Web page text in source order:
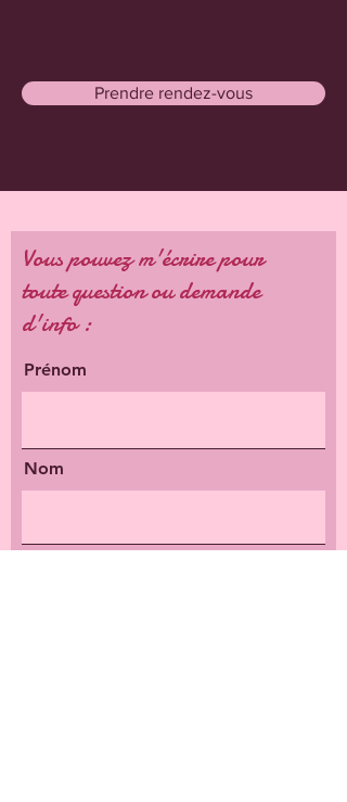
Prendre rendez-vous
Vous pouvez m'écrire pour
toute question ou demande
d'info :
Prénom
Nom